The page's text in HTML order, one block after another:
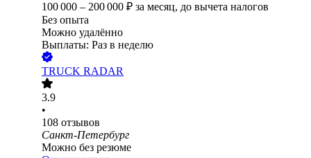
100 000 – 200 000 ₽ за месяц, до вычета налогов
Без опыта
Можно удалённо
Выплаты: Раз в неделю
TRUCK RADAR
3.9
•
108 отзывов
Санкт-Петербург
Можно без резюме